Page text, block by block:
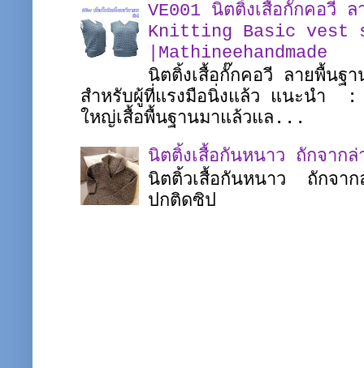
VE001 นิตติ้งเสื้อกั๊กคอวี
Knitting Basic vest
|Mathineehandmade
นิตติ้งเสื้อกั๊กคอวี ลายพื้นฐ
สำหรับผู้ที่แรงมือนิ่งแล้ว แนะนำ :
ใหญ่เสื้อพื้นฐานมาแล้วแล...
นิตติ้งเสื้อกันหนาว ถักจาก
นิตติ้วเสื้อกันหนาว ถักจาก
ปกติดซิป